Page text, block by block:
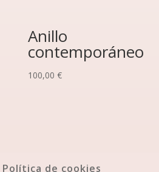
Anillo
contemporáneo
100,00 €
Política de cookies